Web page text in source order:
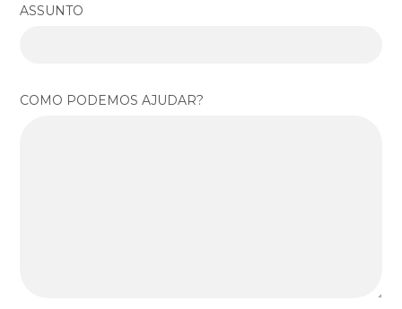
ASSUNTO
COMO PODEMOS AJUDAR?